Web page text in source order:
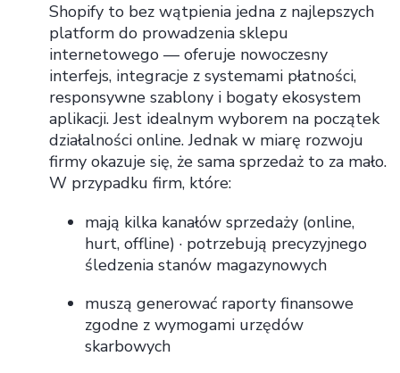
Shopify to bez wątpienia jedna z najlepszych
platform do prowadzenia sklepu
internetowego — oferuje nowoczesny
interfejs, integracje z systemami płatności,
responsywne szablony i bogaty ekosystem
aplikacji. Jest idealnym wyborem na początek
działalności online. Jednak w miarę rozwoju
firmy okazuje się, że sama sprzedaż to za mało.
W przypadku firm, które:
mają kilka kanałów sprzedaży (online,
hurt, offline) · potrzebują precyzyjnego
śledzenia stanów magazynowych
muszą generować raporty finansowe
zgodne z wymogami urzędów
skarbowych